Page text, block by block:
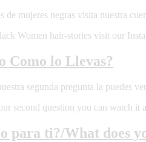
de mujeres negras visita nuestra
Women hair-stories visit our
Como lo Llevas?
segunda pregunta la puedes
second question you can watch it
para ti?/What does